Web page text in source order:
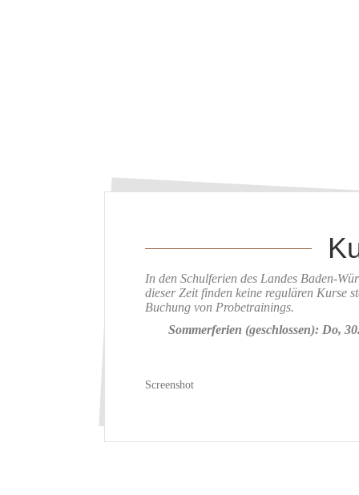
In den Schulferien des Landes Baden-
dieser Zeit finden keine regulären Kurse
Buchung von Probetrainings.
Sommerferien (geschlossen): Do,
Screenshot